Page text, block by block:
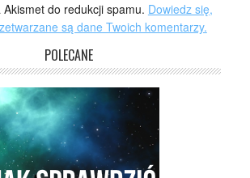
do redukcji spamu. Dowiedz się,
są dane Twoich komentarzy.
POLECANE